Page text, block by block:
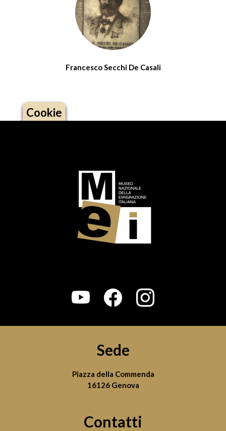
Francesco Secchi De Casali
Cookie
Sede
Piazza della Commenda
16126 Genova
Contatti